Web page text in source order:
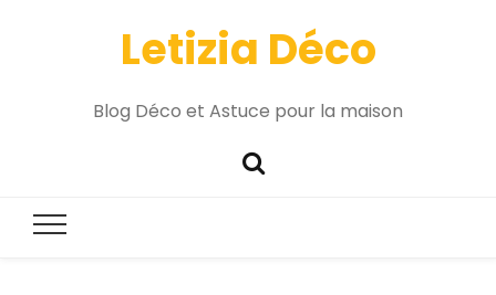
Letizia Déco
Blog Déco et Astuce pour la maison